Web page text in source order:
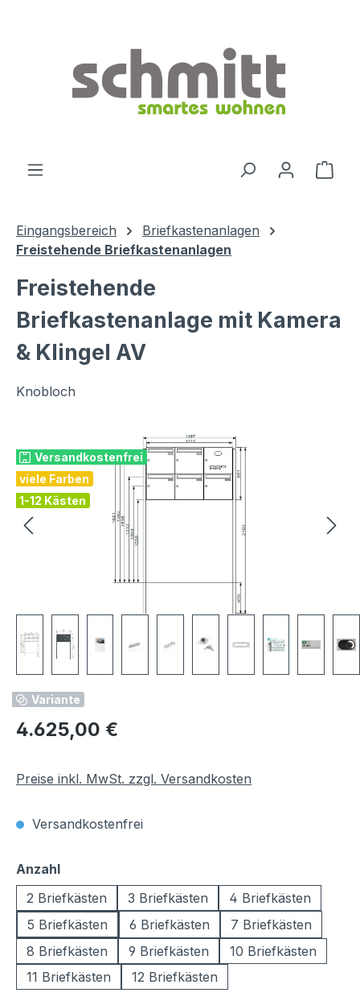
Eingangsbereich
Briefkastenanlagen
Freistehende Briefkastenanlagen
Freistehende
Briefkastenanlage mit Kamera
& Klingel AV
Knobloch
Versandkostenfrei
viele Farben
1-12 Kästen
Variante
Regulärer Preis:
4.625,00 €
Preise inkl. MwSt. zzgl. Versandkosten
Versandkostenfrei
Anzahlauswählen
2 Briefkästen
3 Briefkästen
4 Briefkästen
5 Briefkästen
6 Briefkästen
7 Briefkästen
8 Briefkästen
9 Briefkästen
10 Briefkästen
11 Briefkästen
12 Briefkästen